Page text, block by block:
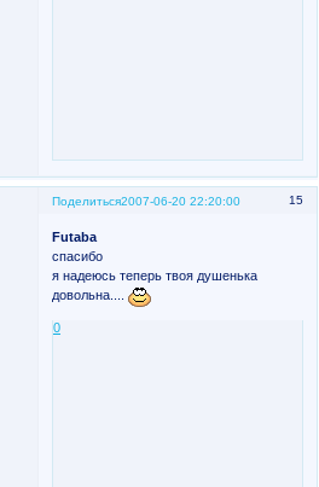
Поделиться 15
2007-06-20 22:20:00
Futaba
спасибо
я надеюсь теперь твоя душенька
довольна....
0